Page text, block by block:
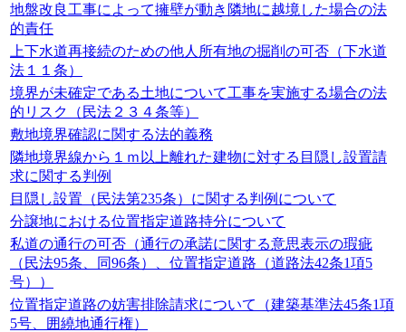
地盤改良工事によって擁壁が動き隣地に越境した場合の法
的責任
上下水道再接続のための他人所有地の掘削の可否（下水道
法１１条）
境界が未確定である土地について工事を実施する場合の法
的リスク（民法２３４条等）
敷地境界確認に関する法的義務
隣地境界線から１ｍ以上離れた建物に対する目隠し設置請
求に関する判例
目隠し設置（民法第235条）に関する判例について
分譲地における位置指定道路持分について
私道の通行の可否（通行の承諾に関する意思表示の瑕疵
（民法95条、同96条）、位置指定道路（道路法42条1項5
号））
位置指定道路の妨害排除請求について（建築基準法45条1項
5号、囲繞地通行権）